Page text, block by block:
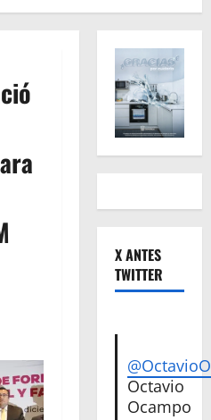
X ANTES
TWITTER
Octavio
Ocampo